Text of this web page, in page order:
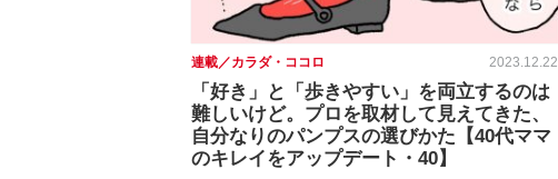
連載／カラダ・ココロ 2023.12.22
「好き」と「歩きやすい」を両立するのは
難しいけど。プロを取材して見えてきた、
自分なりのパンプスの選びかた【40代ママ
のキレイをアップデート・40】